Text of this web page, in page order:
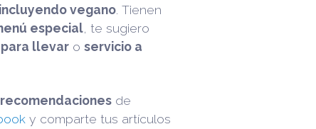
vegano . Tienen
especial , te sugiero
llevar o servicio a
recomendaciones de
y comparte tus artículos